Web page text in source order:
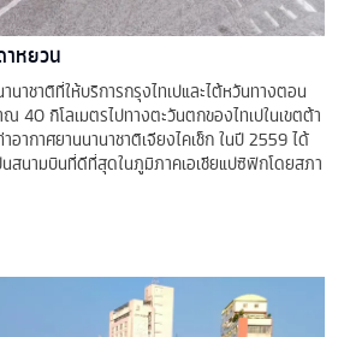
าหยวน
นาชาติที่ให้บริการกรุงไทเปและไต้หวันทางตอน
40 กิโลเมตรไปทางตะวันตกของไทเปในเขตต้า
อากาศยานนานาชาติเจียงไคเช็ก ในปี 2559 ได้
สนามบินที่ดีที่สุดในภูมิภาคเอเชียแปซิฟิกโดยสภา